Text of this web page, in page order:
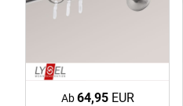
Ab64,95EUR